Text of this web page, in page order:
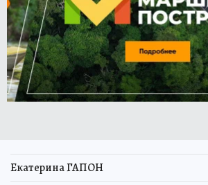
Екатерина ГАПОН